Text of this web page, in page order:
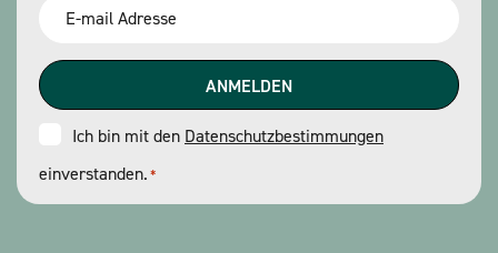
Consent
*
Ich bin mit den Datenschutzbestimmungen
einverstanden.*